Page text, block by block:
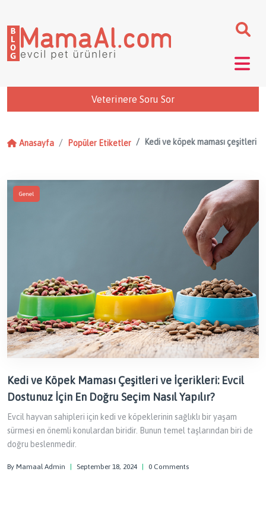
Veterinere Soru Sor
Anasayfa Popüler Etiketler Kedi ve köpek maması çeşitleri
Genel
Kedi ve Köpek Maması Çeşitleri ve İçerikleri: Evcil
Dostunuz İçin En Doğru Seçim Nasıl Yapılır?
Evcil hayvan sahipleri için kedi ve köpeklerinin sağlıklı bir yaşam
sürmesi en önemli konulardan biridir. Bunun temel taşlarından biri de
doğru beslenmedir.
By Mamaal Admin September 18, 2024 0 Comments